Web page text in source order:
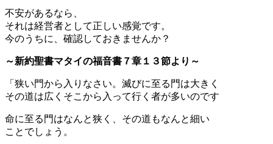
不安があるなら、
それは経営者として正しい感覚です。
今のうちに、確認しておきませんか？
～新約聖書マタイの福音書７章１３節より～
「狭い門から入りなさい。滅びに至る門は大きく
その道は広くそこから入って行く者が多いのです
命に至る門はなんと狭く、その道もなんと細い
ことでしょう。